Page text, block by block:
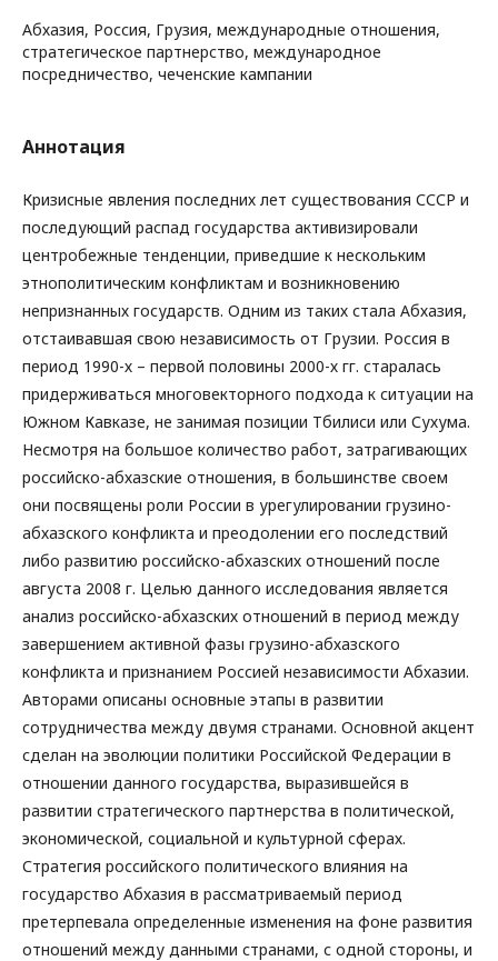
Абхазия, Россия, Грузия, международные отношения,
стратегическое партнерство, международное
посредничество, чеченские кампании
Аннотация
Кризисные явления последних лет существования СССР и
последующий распад государства активизировали
центробежные тенденции, приведшие к нескольким
этнополитическим конфликтам и возникновению
непризнанных государств. Одним из таких стала Абхазия,
отстаивавшая свою независимость от Грузии. Россия в
период 1990-х – первой половины 2000-х гг. старалась
придерживаться многовекторного подхода к ситуации на
Южном Кавказе, не занимая позиции Тбилиси или Сухума.
Несмотря на большое количество работ, затрагивающих
российско-абхазские отношения, в большинстве своем
они посвящены роли России в урегулировании грузино-
абхазского конфликта и преодолении его последствий
либо развитию российско-абхазских отношений после
августа 2008 г. Целью данного исследования является
анализ российско-абхазских отношений в период между
завершением активной фазы грузино-абхазского
конфликта и признанием Россией независимости Абхазии.
Авторами описаны основные этапы в развитии
сотрудничества между двумя странами. Основной акцент
сделан на эволюции политики Российской Федерации в
отношении данного государства, выразившейся в
развитии стратегического партнерства в политической,
экономической, социальной и культурной сферах.
Стратегия российского политического влияния на
государство Абхазия в рассматриваемый период
претерпевала определенные изменения на фоне развития
отношений между данными странами, с одной стороны, и